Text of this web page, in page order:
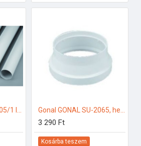
3 290 Ft
Kosárba teszem